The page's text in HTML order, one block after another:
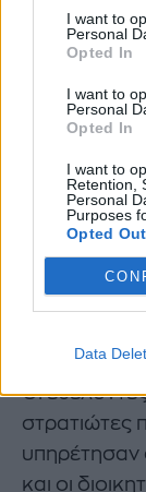
I want to
Personal
Opted In
I want to
Personal
Opted In
I want to
Retention,
Personal
Purposes
Opted Out
Data
εγώ. Είχαμε
Οι
στρατιώτες
υπηρέτησαν
και οι